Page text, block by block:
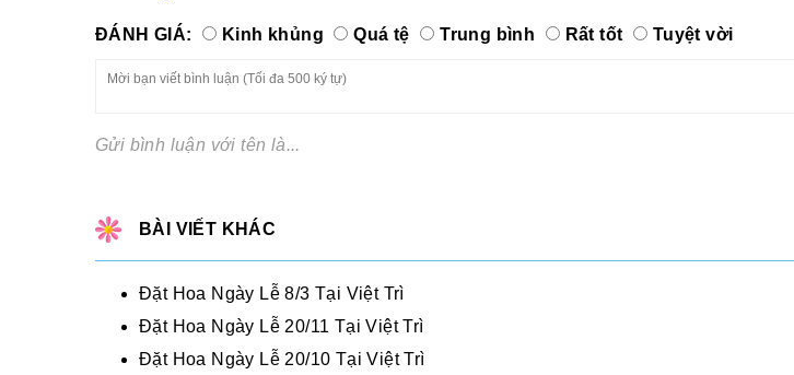
ĐÁNH GIÁ: Kinh khủng Quá tệ Trung bình Rất tốt Tuyệt vời
Gửi bình luận với tên là...
BÀI VIẾT KHÁC
Đặt Hoa Ngày Lễ 8/3 Tại Việt Trì
Đặt Hoa Ngày Lễ 20/11 Tại Việt Trì
Đặt Hoa Ngày Lễ 20/10 Tại Việt Trì